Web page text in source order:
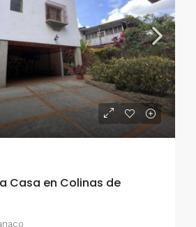
Casa en Colinas de